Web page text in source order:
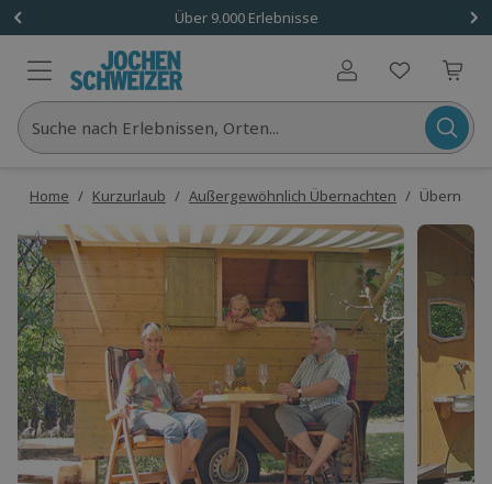
Über 9.000 Erlebnisse
Benutzerkonto
Suche nach Erlebnissen, Orten...
Home / Kurzurlaub / Außergewöhnlich Übernachten /